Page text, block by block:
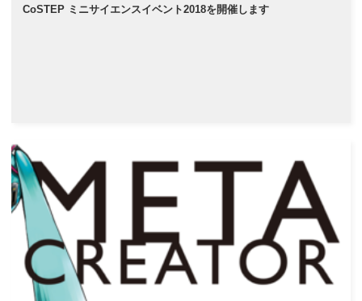
CoSTEP ミニサイエンスイベント2018を開催します